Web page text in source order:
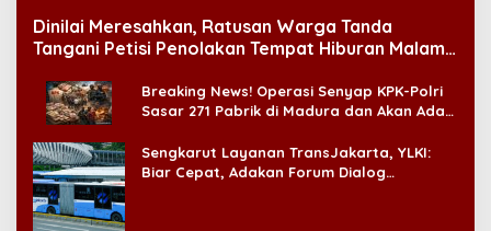
Dinilai Meresahkan, Ratusan Warga Tanda
Tangani Petisi Penolakan Tempat Hiburan Malam
Breaking News! Operasi Senyap KPK-Polri
Sasar 271 Pabrik di Madura dan Akan Ada
Sengkarut Layanan TransJakarta, YLKI:
Biar Cepat, Adakan Forum Dialog